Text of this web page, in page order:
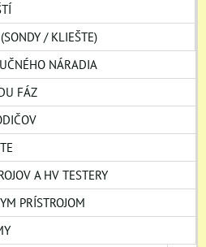
/ KLIEŠTE)
NÁRADIA
FÁZ
A HV TESTERY
PRÍSTROJOM